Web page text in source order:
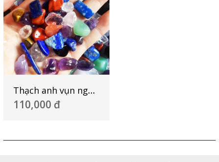
Thạch anh vụn ngũ sắc - NX 01
110,000 đ